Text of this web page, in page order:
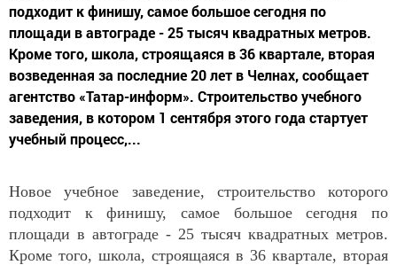
подходит к финишу, самое большое сегодня по
площади в автограде - 25 тысяч квадратных метров.
Кроме того, школа, строящаяся в 36 квартале, вторая
возведенная за последние 20 лет в Челнах, сообщает
агентство «Татар-информ». Строительство учебного
заведения, в котором 1 сентября этого года стартует
учебный процесс,...
Новое учебное заведение, строительство которого
подходит к финишу, самое большое сегодня по
площади в автограде - 25 тысяч квадратных метров.
Кроме того, школа, строящаяся в 36 квартале, вторая